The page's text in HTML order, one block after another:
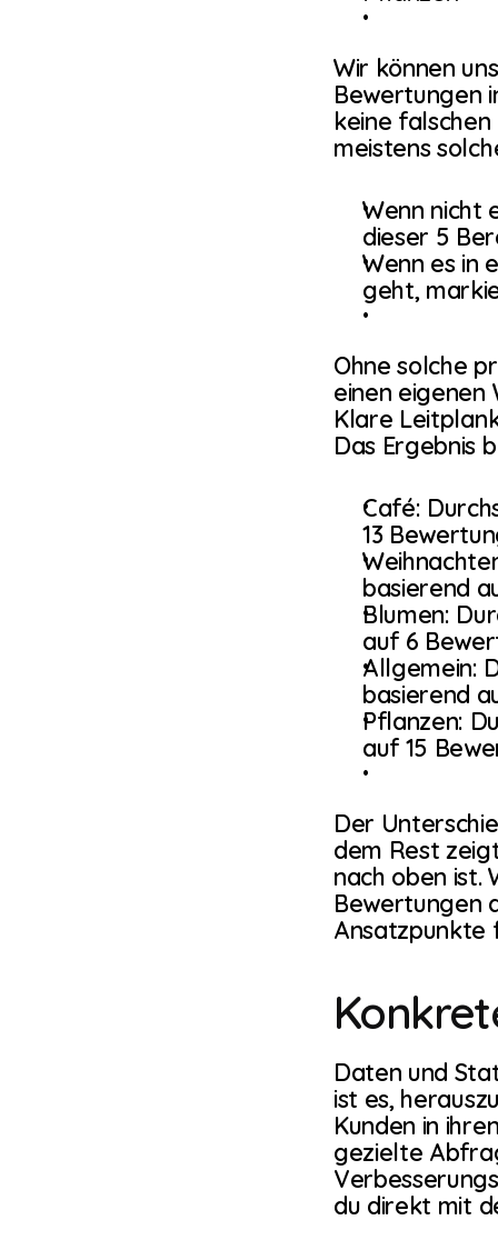
Wir können
Bewertungen
keine
meistens
Wenn nicht
dieser 5
Wenn es in
geht,
Ohne solche
einen eigenen
Klare
Das Ergebnis
Café:
13
basierend
Blumen:
auf 6
Allgemein:
basierend
Pflanzen:
auf 15
Der
dem Rest
nach oben ist.
Bewertungen
Ansatzpunkte
Daten und
ist es,
Kunden in
gezielte
du direkt mit